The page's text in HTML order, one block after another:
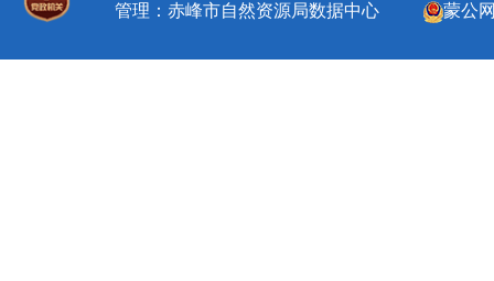
管理：赤峰市自然资源局数据中心
蒙公